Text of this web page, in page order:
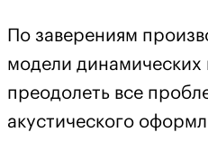
По заверениям
модели динамических
преодолеть все
акустического